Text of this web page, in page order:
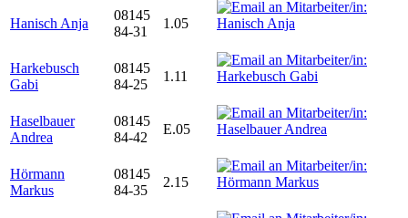
Hanisch Anja
08145
84-31
1.05
Harkebusch
Gabi
08145
84-25
1.11
Haselbauer
Andrea
08145
84-42
E.05
Hörmann
Markus
08145
84-35
2.15